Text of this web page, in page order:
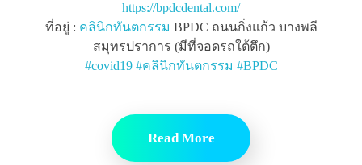
https://bpdcdental.com/
ที่อยู่ : คลินิกทันตกรรม BPDC ถนนกิ่งแก้ว บางพลี
สมุทรปราการ (มีที่จอดรถใต้ตึก)
#covid19 #คลินิกทันตกรรม #BPDC
Read More